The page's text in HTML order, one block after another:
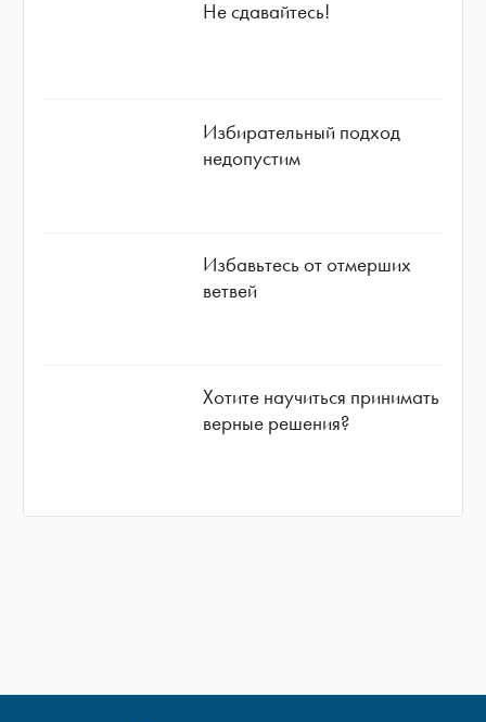
Не сдавайтесь!
Избирательный подход
недопустим
Избавьтесь от отмерших
ветвей
Хотите научиться принимать
верные решения?